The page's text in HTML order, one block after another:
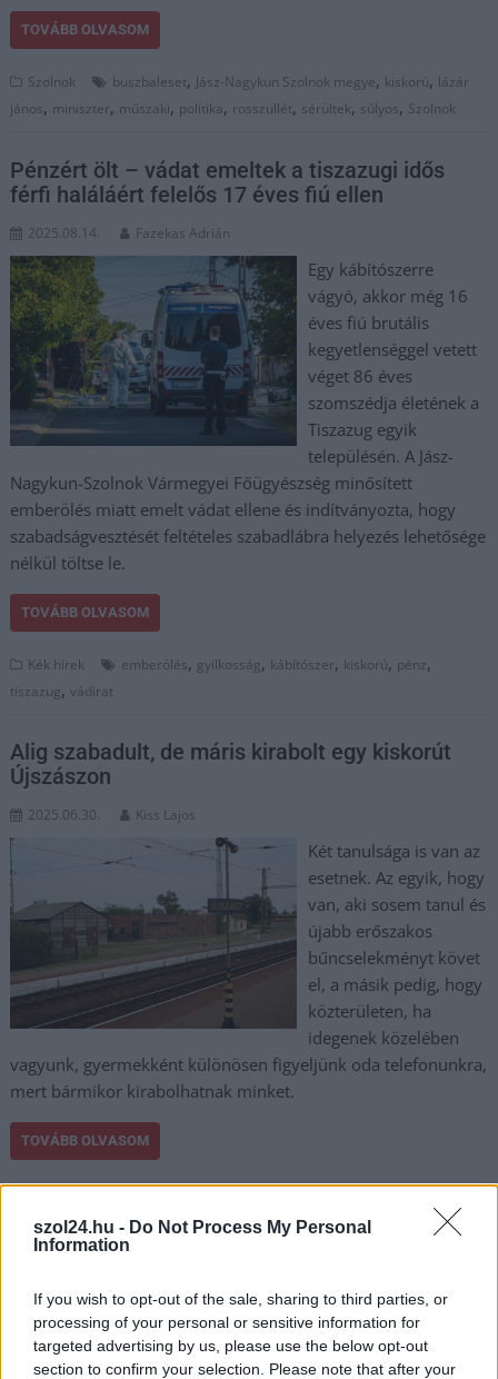
szol24.hu - Do Not Process My Personal
Information
If you wish to opt-out of the sale, sharing to third parties, or
processing of your personal or sensitive information for
targeted advertising by us, please use the below opt-out
section to confirm your selection. Please note that after your
TOVÁBB OLVASOM
Szolnok buszbaleset, Jász-Nagykun Szolnok megye, kiskorú, lázár
jános, miniszter, műszaki, politika, rosszullét, sérültek, súlyos, Szolnok
Pénzért ölt – vádat emeltek a tiszazugi idős
férfi haláláért felelős 17 éves fiú ellen
2025.08.14. Fazekas Adrián
Egy kábítószerre
vágyó, akkor még 16
éves fiú brutális
kegyetlenséggel vetett
véget 86 éves
szomszédja életének a
Tiszazug egyik
településén. A Jász-
Nagykun-Szolnok Vármegyei Főügyészség minősített
emberölés miatt emelt vádat ellene és indítványozta, hogy
szabadságvesztését feltételes szabadlábra helyezés lehetősége
nélkül töltse le.
TOVÁBB OLVASOM
Kék hírek emberölés, gyilkosság, kábítószer, kiskorú, pénz,
tiszazug,vádirat
Alig szabadult, de máris kirabolt egy kiskorút
Újszászon
2025.06.30. Kiss Lajos
Két tanulsága is van az
esetnek. Az egyik, hogy
van, aki sosem tanul és
újabb erőszakos
bűncselekményt követ
el, a másik pedig, hogy
közterületen, ha
idegenek közelében
vagyunk, gyermekként különösen figyeljünk oda telefonunkra,
mert bármikor kirabolhatnak minket.
TOVÁBB OLVASOM
Kék hírek bűncselekmény,elfogás,erőszakos,fenyegetés,
gyermek,Jász-Nagykun Szolnok megye , kiskorú,nagykáta telefon
Újszász,vasútállomás
Újabb megnyert per: hazudott a fideszes média
arról, hogy Magyar Péter kiskorú lányokat
molesztált nyáron